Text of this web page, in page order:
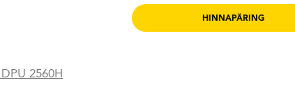
HINNAPÄRING
2560H